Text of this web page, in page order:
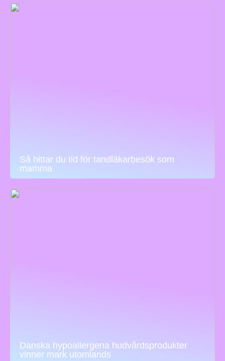
Så hittar du tid för tandläkarbesök som
mamma
Danska hypoallergena hudvårdsprodukter
vinner mark utomlands